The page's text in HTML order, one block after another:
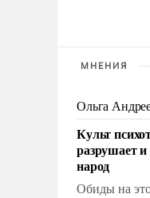
МНЕНИЯ
Ольга
Культ
разрушает
народ
Обиды на